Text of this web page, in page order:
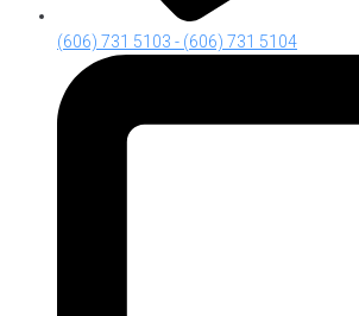
(606) 731 5103 - (606) 731 5104